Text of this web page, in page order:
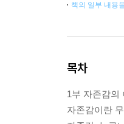
책의 일부 내용
목차
1부 자존감의
자존감이란